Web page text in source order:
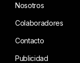
Nosotros
Colaboradores
Contacto
Publicidad